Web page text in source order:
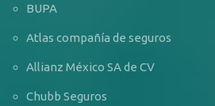
BUPA
Atlas compañía de seguros
Allianz México SA de CV
Chubb Seguros